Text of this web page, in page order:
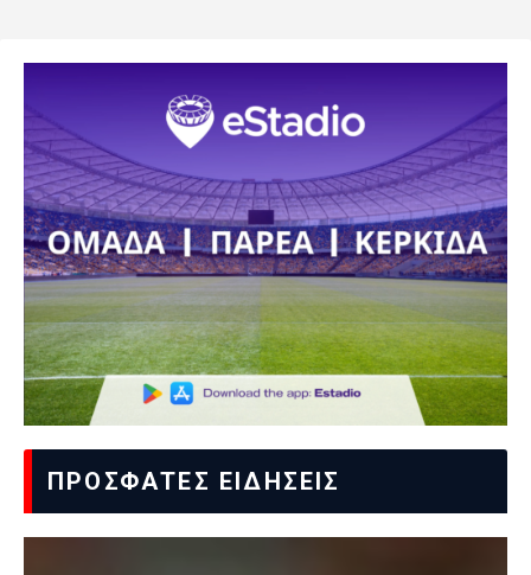
ΠΡΟΣΦΑΤΕΣ ΕΙΔΗΣΕΙΣ